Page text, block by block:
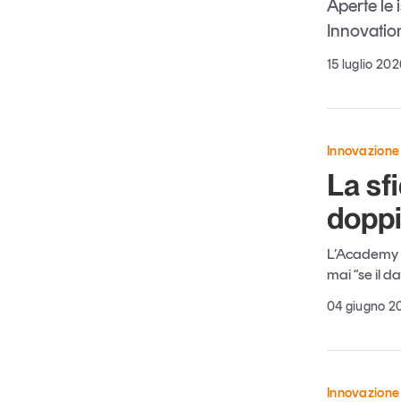
Aperte le
15 luglio
Innovazione
La
mai “se il
04 giugno
Innovazione